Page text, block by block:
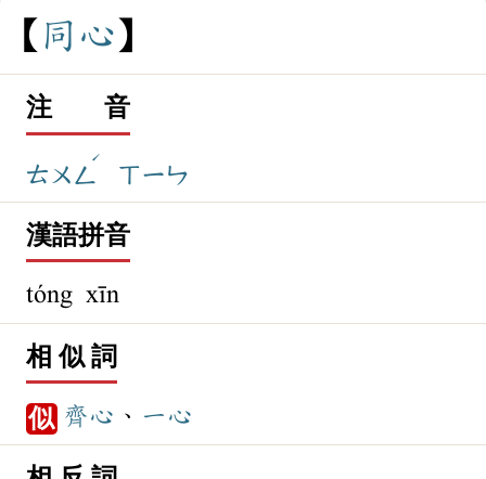
同 心
注 音
ㄊㄨㄥ
ˊ
ㄒㄧㄣ
漢語拼音
tóng xīn
相 似 詞
似 齊心 、 一心